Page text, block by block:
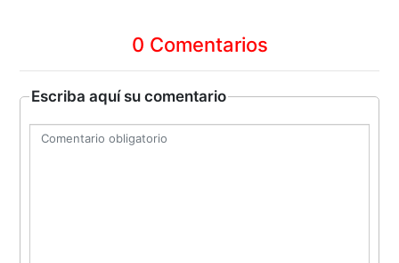
0 Comentarios
Escriba aquí su comentario